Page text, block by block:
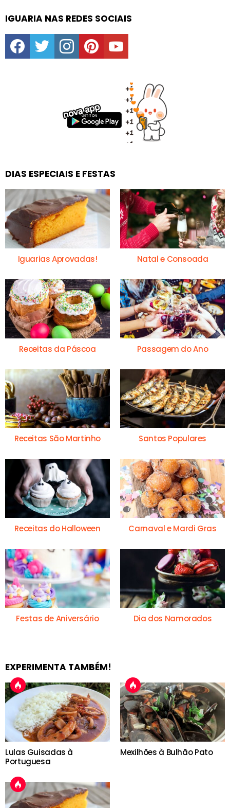
IGUARIA NAS REDES SOCIAIS
facebooktwitter instagrampinterestyoutube
DIAS ESPECIAIS E FESTAS
Iguarias Aprovadas! Natal e Consoada
Receitas da Páscoa Passagem do Ano
Receitas São Martinho Santos Populares
Receitas do Halloween Carnaval e Mardi Gras
Festas de Aniversário Dia dos Namorados
EXPERIMENTA TAMBÉM!
Lulas Guisadas à
Portuguesa
Mexilhões à Bulhão Pato